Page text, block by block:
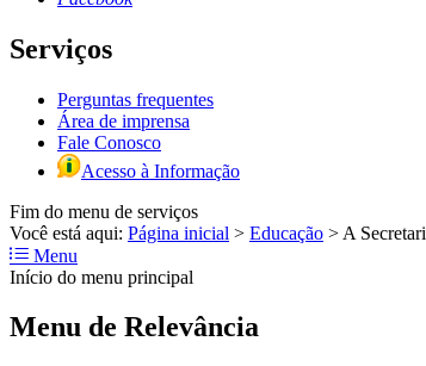
Serviços
Perguntas frequentes
Área de imprensa
Fale Conosco
Acesso à Informação
Fim do menu de serviços
Você está aqui: Página inicial > Educação > A
Menu
Início do menu principal
Menu de Relevância